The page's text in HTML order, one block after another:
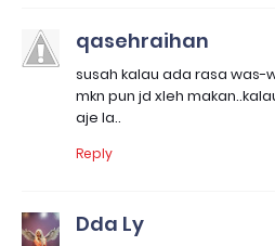
qasehraihan
susah kalau ada rasa was-
mkn pun jd xleh
aje la..
Reply
Dda Ly